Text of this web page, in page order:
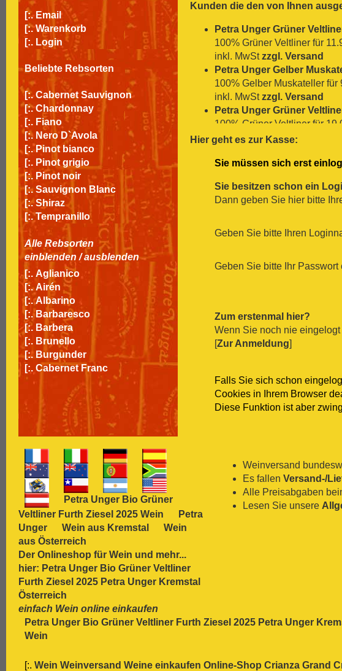
[:. Email
[:. Warenkorb
[:. Login
Beliebte Rebsorten
[:. Cabernet Sauvignon
[:. Chardonnay
[:. Fiano
[:. Nero D`Avola
[:. Pinot bianco
[:. Pinot grigio
[:. Pinot noir
[:. Sauvignon Blanc
[:. Shiraz
[:. Tempranillo
Alle Rebsorten
einblenden /ausblenden
[:. Aglianico
[:. Airén
[:. Albarino
[:. Barbaresco
[:. Barbera
[:. Brunello
[:. Burgunder
[:. Cabernet Franc
[:.
Cabernet Sauvignon
Carignan
[:.
Carmenère
Chardonnay
[:. Chasselas
[:. Chenin Blanc
[:. Chiavennasca
[:. Cinsault
[:. Cinsaut
[:. Cortese
[:. Dolcetto
[:. Dornfelder
[:. Gamay
[:. Garganega
[:. Garnacha
[:. Gavi
[:. Gewürztraminer
[:. Graciano
[:. grauer Burgunder
[:. Grenache
[:. Gutedel
Kunden die den von Ihnen
Petra Unger Grüner
100% Grüner Veltliner für
inkl. MwStzzgl. Versand
Petra Unger Gelber
100% Gelber Muskateller
inkl. MwStzzgl. Versand
Petra Unger Grüner
100% Grüner Veltliner für
inkl. MwStzzgl. Versand
100% Zweigelt für 9.90
Sant`Antonio Scaia Bianca
Garganega, Chardonnay für
Petra Unger Rosé Q 2015
Simply Sunshine white
100% Chardonnay für 7.50
Tyto Alba Tinto 2013
Touriga Nacional, Touriga
inkl. MwStzzgl. Versand
Hier geht es zur Kasse:
Sie müssen sich erst
Sie besitzen schon ein
Dann geben Sie hier bitte
Geben Sie bitte Ihren
Geben Sie bitte Ihr Passwort
Zum erstenmal hier?
Wenn Sie noch nie
[Zur Anmeldung]
Falls Sie sich schon
Cookies in Ihrem Browser
Diese Funktion ist aber
Petra Unger Bio Grüner
Veltliner Furth Ziesel 2025 Wein
Petra
Unger
Wein aus Kremstal
Wein
aus Österreich
Der Onlineshop für Wein und mehr...
hier: Petra Unger Bio Grüner Veltliner
Furth Ziesel 2025 Petra Unger Kremstal
Österreich
einfach Wein online einkaufen
Weinversand
Es fallen Versand-/
Alle Preisabgaben
Lesen Sie unsere
Petra Unger Bio Grüner Veltliner Furth Ziesel 2025 Petra Unger
Wein
[:. Wein Weinversand Weine einkaufen Online-Shop Crianza Grand